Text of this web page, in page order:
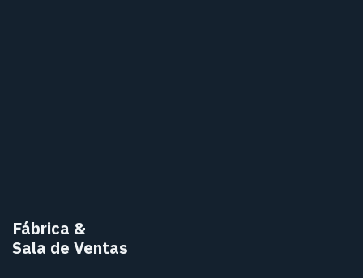
Fábrica &
Sala de Ventas